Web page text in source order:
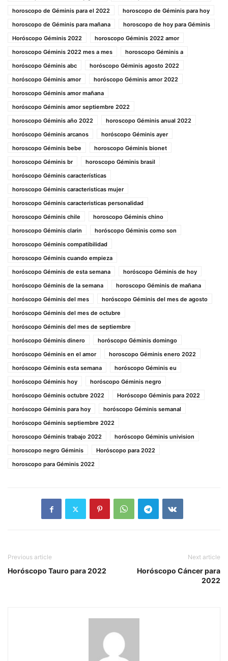
horoscopo de Géminis para el 2022
horoscopo de Géminis para hoy
horoscopo de Géminis para mañana
horoscopo de hoy para Géminis
Horóscopo Géminis 2022
horoscopo Géminis 2022 amor
horoscopo Géminis 2022 mes a mes
horoscopo Géminis a
horóscopo Géminis abc
horóscopo Géminis agosto 2022
horóscopo Géminis amor
horóscopo Géminis amor 2022
horoscopo Géminis amor mañana
horóscopo Géminis amor septiembre 2022
horoscopo Géminis año 2022
horoscopo Géminis anual 2022
horóscopo Géminis arcanos
horóscopo Géminis ayer
horoscopo Géminis bebe
horoscopo Géminis bionet
horoscopo Géminis br
horoscopo Géminis brasil
horóscopo Géminis características
horoscopo Géminis caracteristicas mujer
horoscopo Géminis caracteristicas personalidad
horoscopo Géminis chile
horoscopo Géminis chino
horoscopo Géminis clarin
horóscopo Géminis como son
horoscopo Géminis compatibilidad
horoscopo Géminis cuando empieza
horóscopo Géminis de esta semana
horóscopo Géminis de hoy
horóscopo Géminis de la semana
horoscopo Géminis de mañana
horóscopo Géminis del mes
horóscopo Géminis del mes de agosto
horóscopo Géminis del mes de octubre
horóscopo Géminis del mes de septiembre
horóscopo Géminis dinero
horóscopo Géminis domingo
horóscopo Géminis en el amor
horoscopo Géminis enero 2022
horóscopo Géminis esta semana
horóscopo Géminis eu
horóscopo Géminis hoy
horóscopo Géminis negro
horóscopo Géminis octubre 2022
Horóscopo Géminis para 2022
horóscopo Géminis para hoy
horóscopo Géminis semanal
horóscopo Géminis septiembre 2022
horoscopo Géminis trabajo 2022
horóscopo Géminis univision
horoscopo negro Géminis
Horóscopo para 2022
horoscopo para Géminis 2022
Previous article
Horóscopo Tauro para 2022
Next article
Horóscopo Cáncer para
2022